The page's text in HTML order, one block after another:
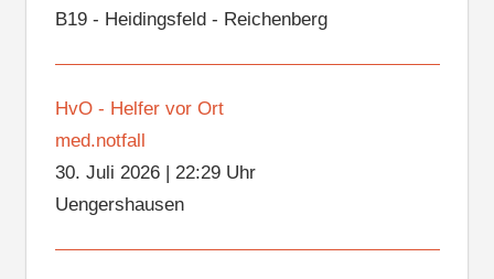
B19 - Heidingsfeld - Reichenberg
HvO - Helfer vor Ort
med.notfall
30. Juli 2026| 22:29 Uhr
Uengershausen